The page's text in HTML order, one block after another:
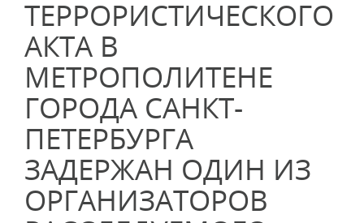
ТЕРРОРИСТИЧЕСКОГО
АКТА В
МЕТРОПОЛИТЕНЕ
ГОРОДА САНКТ-
ПЕТЕРБУРГА
ЗАДЕРЖАН ОДИН ИЗ
ОРГАНИЗАТОРОВ